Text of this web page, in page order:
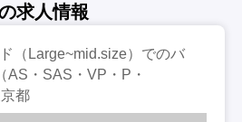
求人情報
（Large~mid.size）でのバ
AS・SAS・VP・P・
都